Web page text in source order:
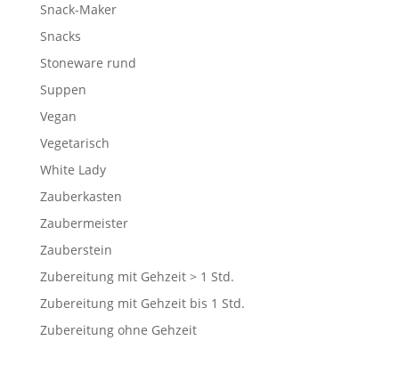
Snack-Maker
Snacks
Stoneware rund
Suppen
Vegan
Vegetarisch
White Lady
Zauberkasten
Zaubermeister
Zauberstein
Zubereitung mit Gehzeit > 1 Std.
Zubereitung mit Gehzeit bis 1 Std.
Zubereitung ohne Gehzeit